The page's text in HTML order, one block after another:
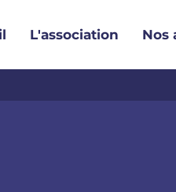
L'association Nos